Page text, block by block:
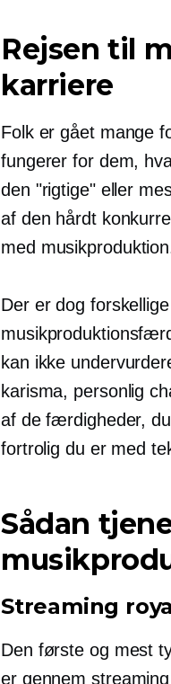
Rejsen til
karriere
Folk er gået mange
fungerer for dem,
den "rigtige" eller
af den hårdt
med
Der er dog
kan ikke
karisma, personlig
af ​​de færdigheder,
fortrolig du er med
Sådan
Streaming
Den første og mest
er gennem